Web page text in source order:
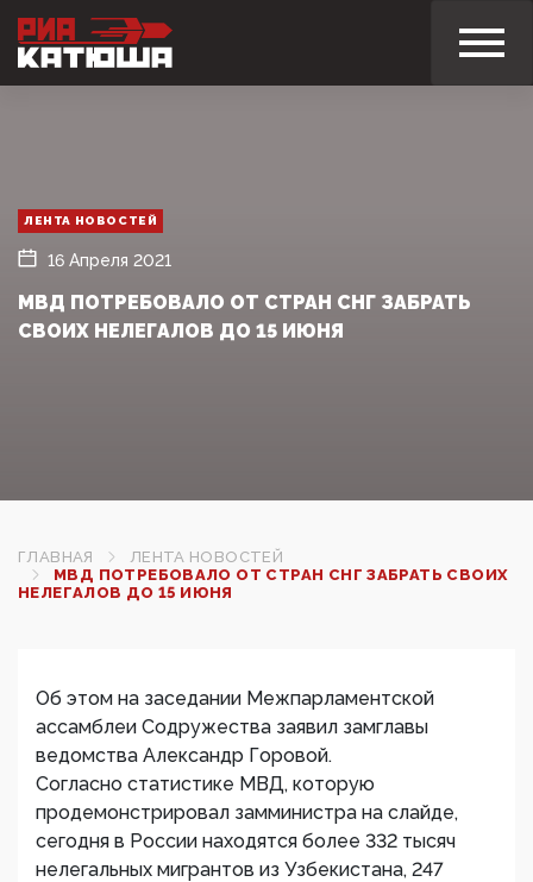
ЛЕНТА НОВОСТЕЙ
16 Апреля 2021
МВД ПОТРЕБОВАЛО ОТ СТРАН СНГ ЗАБРАТЬ
СВОИХ НЕЛЕГАЛОВ ДО 15 ИЮНЯ
ГЛАВНАЯ
ЛЕНТА НОВОСТЕЙ
МВД ПОТРЕБОВАЛО ОТ СТРАН СНГ ЗАБРАТЬ СВОИХ
НЕЛЕГАЛОВ ДО 15 ИЮНЯ
Об этом на заседании Межпарламентской
ассамблеи Содружества заявил замглавы
ведомства Александр Горовой.
Согласно статистике МВД, которую
продемонстрировал замминистра на слайде,
сегодня в России находятся более 332 тысяч
нелегальных мигрантов из Узбекистана, 247